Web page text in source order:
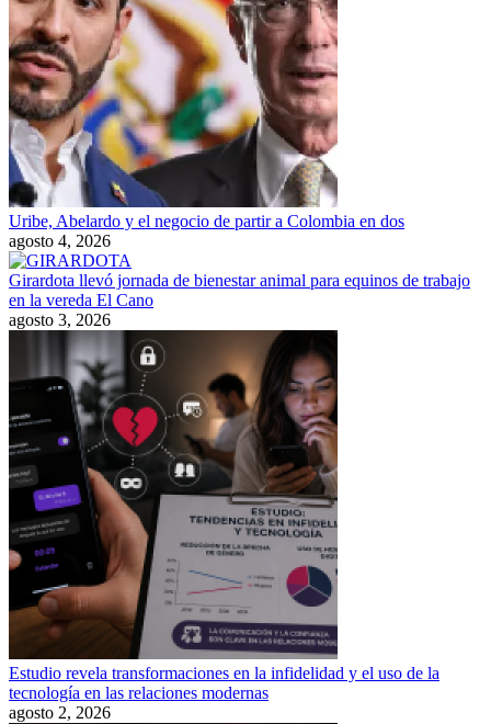
Uribe, Abelardo y el negocio de partir a Colombia en dos
agosto 4, 2026
Girardota llevó jornada de bienestar animal para equinos de trabajo
en la vereda El Cano
agosto 3, 2026
Estudio revela transformaciones en la infidelidad y el uso de la
tecnología en las relaciones modernas
agosto 2, 2026